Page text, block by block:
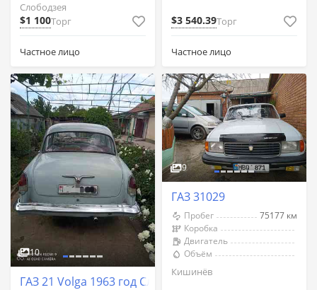
Слободзея
$1 100Торг
Частное лицо
$3 540.39Торг
Частное лицо
10
ГАЗ 21 Volga 1963 год Слободзея
9
ГАЗ 31029
Пробег
75177 км
Коробка
Двигатель
Объём
Кишинёв